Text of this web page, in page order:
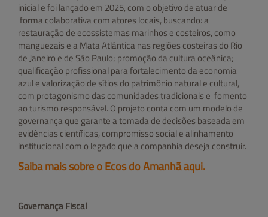
inicial e foi lançado em 2025, com o objetivo de atuar de
forma colaborativa com atores locais, buscando: a
restauração de ecossistemas marinhos e costeiros, como
manguezais e a Mata Atlântica nas regiões costeiras do Rio
de Janeiro e de São Paulo; promoção da cultura oceânica;
qualificação profissional para fortalecimento da economia
azul e valorização de sítios do patrimônio natural e cultural,
com protagonismo das comunidades tradicionais e fomento
ao turismo responsável. O projeto conta com um modelo de
governança que garante a tomada de decisões baseada em
evidências científicas, compromisso social e alinhamento
institucional com o legado que a companhia deseja construir.
Saiba mais sobre o Ecos do Amanhã aqui.
Governança Fiscal